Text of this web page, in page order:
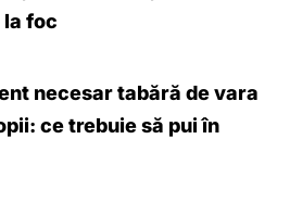
la foc
necesar tabără de vara
ce trebuie să pui în